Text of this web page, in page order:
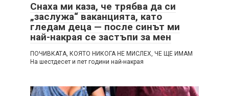
Снаха ми каза, че трябва да си
„заслужа“ ваканцията, като
гледам деца — после синът ми
най-накрая се застъпи за мен
ПОЧИВКАТА, КОЯТО НИКОГА НЕ МИСЛЕХ, ЧЕ ЩЕ ИМАМ
На шестдесет и пет години най-накрая